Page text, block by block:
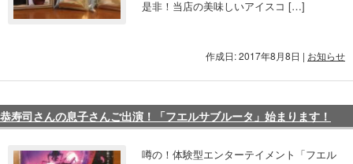
是非！当店の美味しいアイスコ […]
作成日: 2017年8月8日 | お知らせ
恭寿司さんの息子さんご出演！「フエルサブルータ」始まります！
噂の！体験型エンターテイメント「フエル